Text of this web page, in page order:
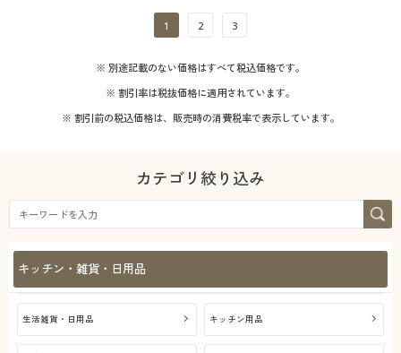
1 2 3
※ 別途記載のない価格はすべて税込価格です。
※ 割引率は税抜価格に適用されています。
※ 割引前の税込価格は、販売時の消費税率で表示しています。
カテゴリ絞り込み
キッチン・雑貨・日用品
生活雑貨・日用品 キッチン用品